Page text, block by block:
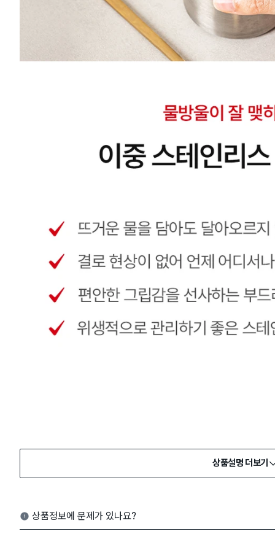
상품설명 더보기
상품정보에 문제가 있나요?